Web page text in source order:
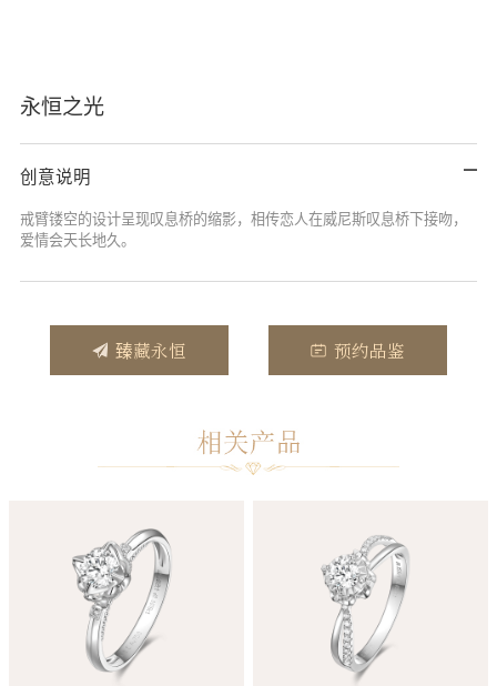
永恒之光
创意说明
戒臂镂空的设计呈现叹息桥的缩影，相传恋人在威尼斯叹息桥下接吻，
爱情会天长地久。
臻藏永恒 预约品鉴